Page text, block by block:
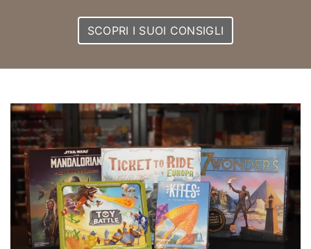
SCOPRI I SUOI CONSIGLI